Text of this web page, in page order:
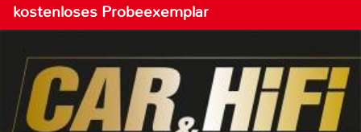
kostenloses Probeexemplar